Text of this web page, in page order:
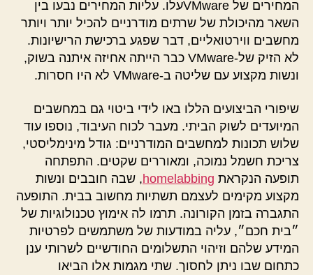
המחירים של VMwareעלו. עליות המחירים נבעו בין
השאר מהיכולת של שרתים מודרניים להכיל יותר ויותר
מחשבים ווירטואליים, דבר שפגע ברכישת הרישיונות.
לא הזיק של-VMware כבר הייתה אחיזה איתנה בשוק,
ונשות מקצוע עם שליטה ב-VMware לא היו חסרות.
שיפורי הביצועים הללו באו לידי ביטוי גם במחשבים
המיועדים לשוק הביתי. מעבר לכוח העיבוד, נוספו עוד
שלוש תכונות למחשבים המודרניים: גודל מינימליסטי,
צריכת חשמל נמוכה, ומאוררים שקטים. התפתחה
תופעה הנקראת homelabbing, שבה חובבים ונשות
מקצוע מקימים לעצמם תשתיות מחשוב בבית. התופעה
התגברה בזמן הקורונה. תרמו לה אימוץ טכנולוגיות של
״בית חכם״, עליה במודעות של משתמשים לפרטיות
המידע שלהם וזיהוי התשלומים החודשיים לשרותי ענן
כתחום שבו ניתן לחסוך. שתי מגמות אלו הביאו